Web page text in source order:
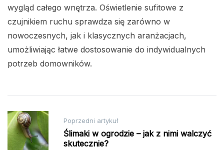
wygląd całego wnętrza. Oświetlenie sufitowe z
czujnikiem ruchu sprawdza się zarówno w
nowoczesnych, jak i klasycznych aranżacjach,
umożliwiając łatwe dostosowanie do indywidualnych
potrzeb domowników.
Nawigacja
wpisu
Poprzedni artykuł
Ślimaki w ogrodzie – jak z nimi walczyć
skutecznie?